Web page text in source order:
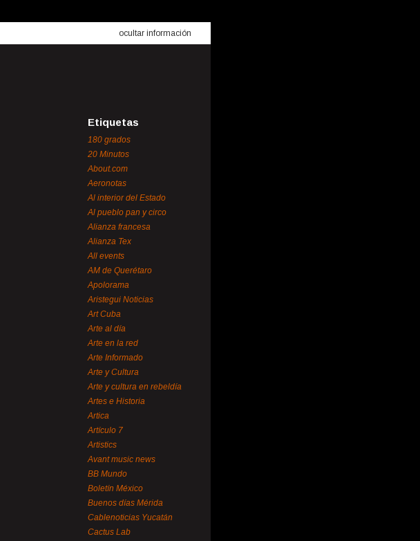
ocultar información
Etiquetas
180 grados
20 Minutos
About.com
Aeronotas
Al interior del Estado
Al pueblo pan y circo
Alianza francesa
Alianza Tex
All events
AM de Querétaro
Apolorama
Aristegui Noticias
Art Cuba
Arte al día
Arte en la red
Arte Informado
Arte y Cultura
Arte y cultura en rebeldía
Artes e Historia
Artica
Artículo 7
Artistics
Avant music news
BB Mundo
Boletín México
Buenos días Mérida
Cablenoticias Yucatán
Cactus Lab